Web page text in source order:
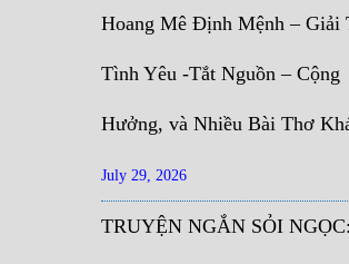
Hoang Mê Định Mệnh – Giải
Tình Yêu -Tắt Nguồn – Cộng
Hưởng, và Nhiều Bài Thơ
July 29, 2026
TRUYỆN NGẮN SỎI NGỌC: